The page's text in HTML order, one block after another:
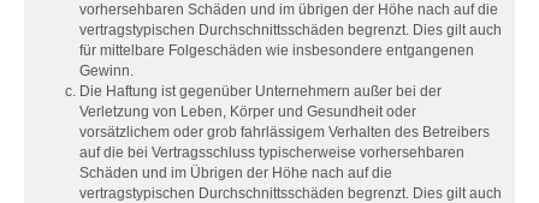
vorhersehbaren Schäden und im übrigen der Höhe nach auf die
vertragstypischen Durchschnittsschäden begrenzt. Dies gilt auch
für mittelbare Folgeschäden wie insbesondere entgangenen
Gewinn.
Die Haftung ist gegenüber Unternehmern außer bei der
Verletzung von Leben, Körper und Gesundheit oder
vorsätzlichem oder grob fahrlässigem Verhalten des Betreibers
auf die bei Vertragsschluss typischerweise vorhersehbaren
Schäden und im Übrigen der Höhe nach auf die
vertragstypischen Durchschnittsschäden begrenzt. Dies gilt auch